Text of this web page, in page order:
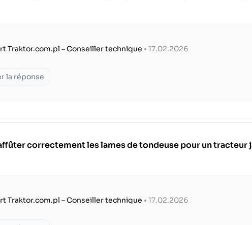
Traktor.com.pl – Conseiller technique • 17.02.2026
la réponse
correctement les lames de tondeuse pour un tracteur
Traktor.com.pl – Conseiller technique • 17.02.2026